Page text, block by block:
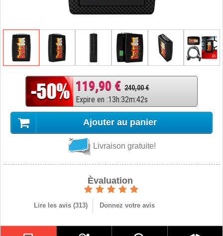
119,90 € 240,00 €
Expire en :13h:32m:41s
Ajouter au panier
Livraison gratuite!
Èvaluation
Lire les avis (313) Donnez votre avis